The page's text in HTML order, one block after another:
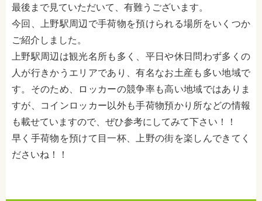
最後まで見ていただいて、有難うございます。
今回、上野駅周辺で手荷物を預けられる場所をいくつか
ご紹介しました。
上野駅周辺は観光名所も多く、平日や休日問わず多くの
人が行きかうエリアであり、有名なお土産も多い地域で
す。そのため、ロッカーの競争率も高い地域ではありま
すが、コインロッカー以外も手荷物預かり所などの情報
も載せていますので、ぜひ参考にしてみて下さい！！
早く手荷物を預けて目一杯、上野の街を楽しんできてく
ださいね！！